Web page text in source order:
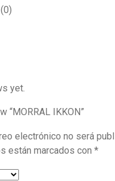
yet.
“MORRAL IKKON”
electrónico no será
están marcados con *